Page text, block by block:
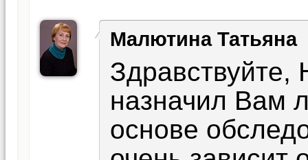
Малютина Татьяна
Здравствуйте,
назначил Вам
основе